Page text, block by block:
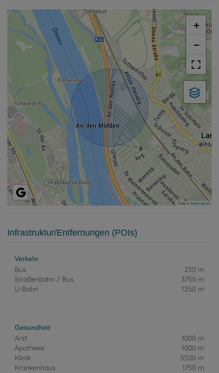
+
−
Tiles ©basemap.at
Infrastruktur/Entfernungen (POIs)
Verkehr
Bus
250 m
Straßenbahn / Bus
3750 m
U-Bahn
7250 m
Gesundheit
Arzt
1000 m
Apotheke
1000 m
Klinik
5500 m
Krankenhaus
1750 m